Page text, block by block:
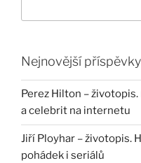
Nejnovější příspěvky
Perez Hilton –
a celebrit na internetu
Jiří Ployhar – životopis.
pohádek i seriálů